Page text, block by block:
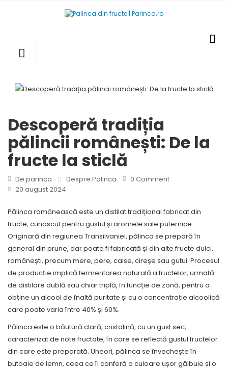
Descoperă tradiția
pălincii românești: De la
fructe la sticlă
De parinca Despre Palinca
0 Comment
20 august 2024
Pălinca românească este un distilat tradițional fabricat din
fructe, cunoscut pentru gustul și aromele sale puternice.
Originară din regiunea Transilvaniei, pălinca se prepară în
general din prune, dar poate fi fabricată și din alte fructe dulci,
românești, precum mere, pere, caise, cireșe sau gutui. Procesul
de producție implică fermentarea naturală a fructelor, urmată
de distilare dublă sau chiar triplă, în funcție de zonă, pentru a
obține un alcool de înaltă puritate și cu o concentrație alcoolică
care poate varia între 40% și 60%.
Pălinca este o băutură clară, cristalină, cu un gust sec,
caracterizat de note fructate, în care se reflectă gustul fructelor
din care este preparată. Uneori, pălinca se învechește în
butoaie de lemn, ceea ce îi conferă o culoare ușor gălbuie și o